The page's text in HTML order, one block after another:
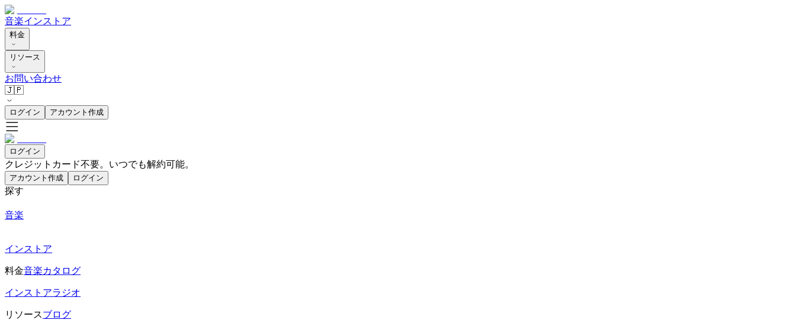
音楽インストア
料金
リソース
お問い合わせ
🇯🇵
ログイン アカウント作成
ログイン
クレジットカード不要。いつでも解約可能。
アカウント作成 ログイン
探す
音楽
インストア
料金音楽カタログ
インストアラジオ
リソースブログ